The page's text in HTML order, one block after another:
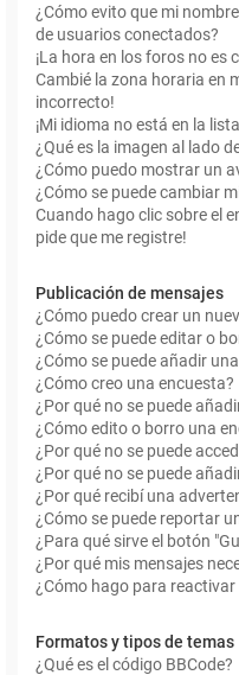
¿Cómo evito que mi
de usuarios conectados?
¡La hora en los foros no es
Cambié la zona horaria en
incorrecto!
¡Mi idioma no está en la
¿Qué es la imagen al lado
¿Cómo puedo mostrar un
¿Cómo se puede cambiar
Cuando hago clic sobre el
pide que me registre!
Publicación de mensajes
¿Cómo puedo crear un
¿Cómo se puede editar o
¿Cómo se puede añadir
¿Cómo creo una encuesta?
¿Por qué no se puede
¿Cómo edito o borro una
¿Por qué no se puede
¿Por qué no se puede
¿Por qué recibí una
¿Cómo se puede reportar
¿Para qué sirve el botón
¿Por qué mis mensajes
¿Cómo hago para reactivar
Formatos y tipos de temas
¿Qué es el código BBCode?